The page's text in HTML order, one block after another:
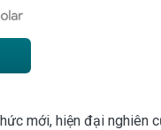
mới, hiện đại nghiên